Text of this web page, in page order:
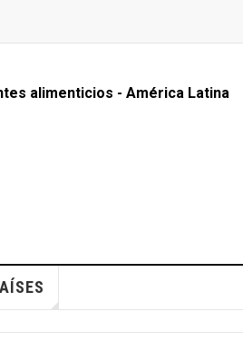
alimenticios - América Latina